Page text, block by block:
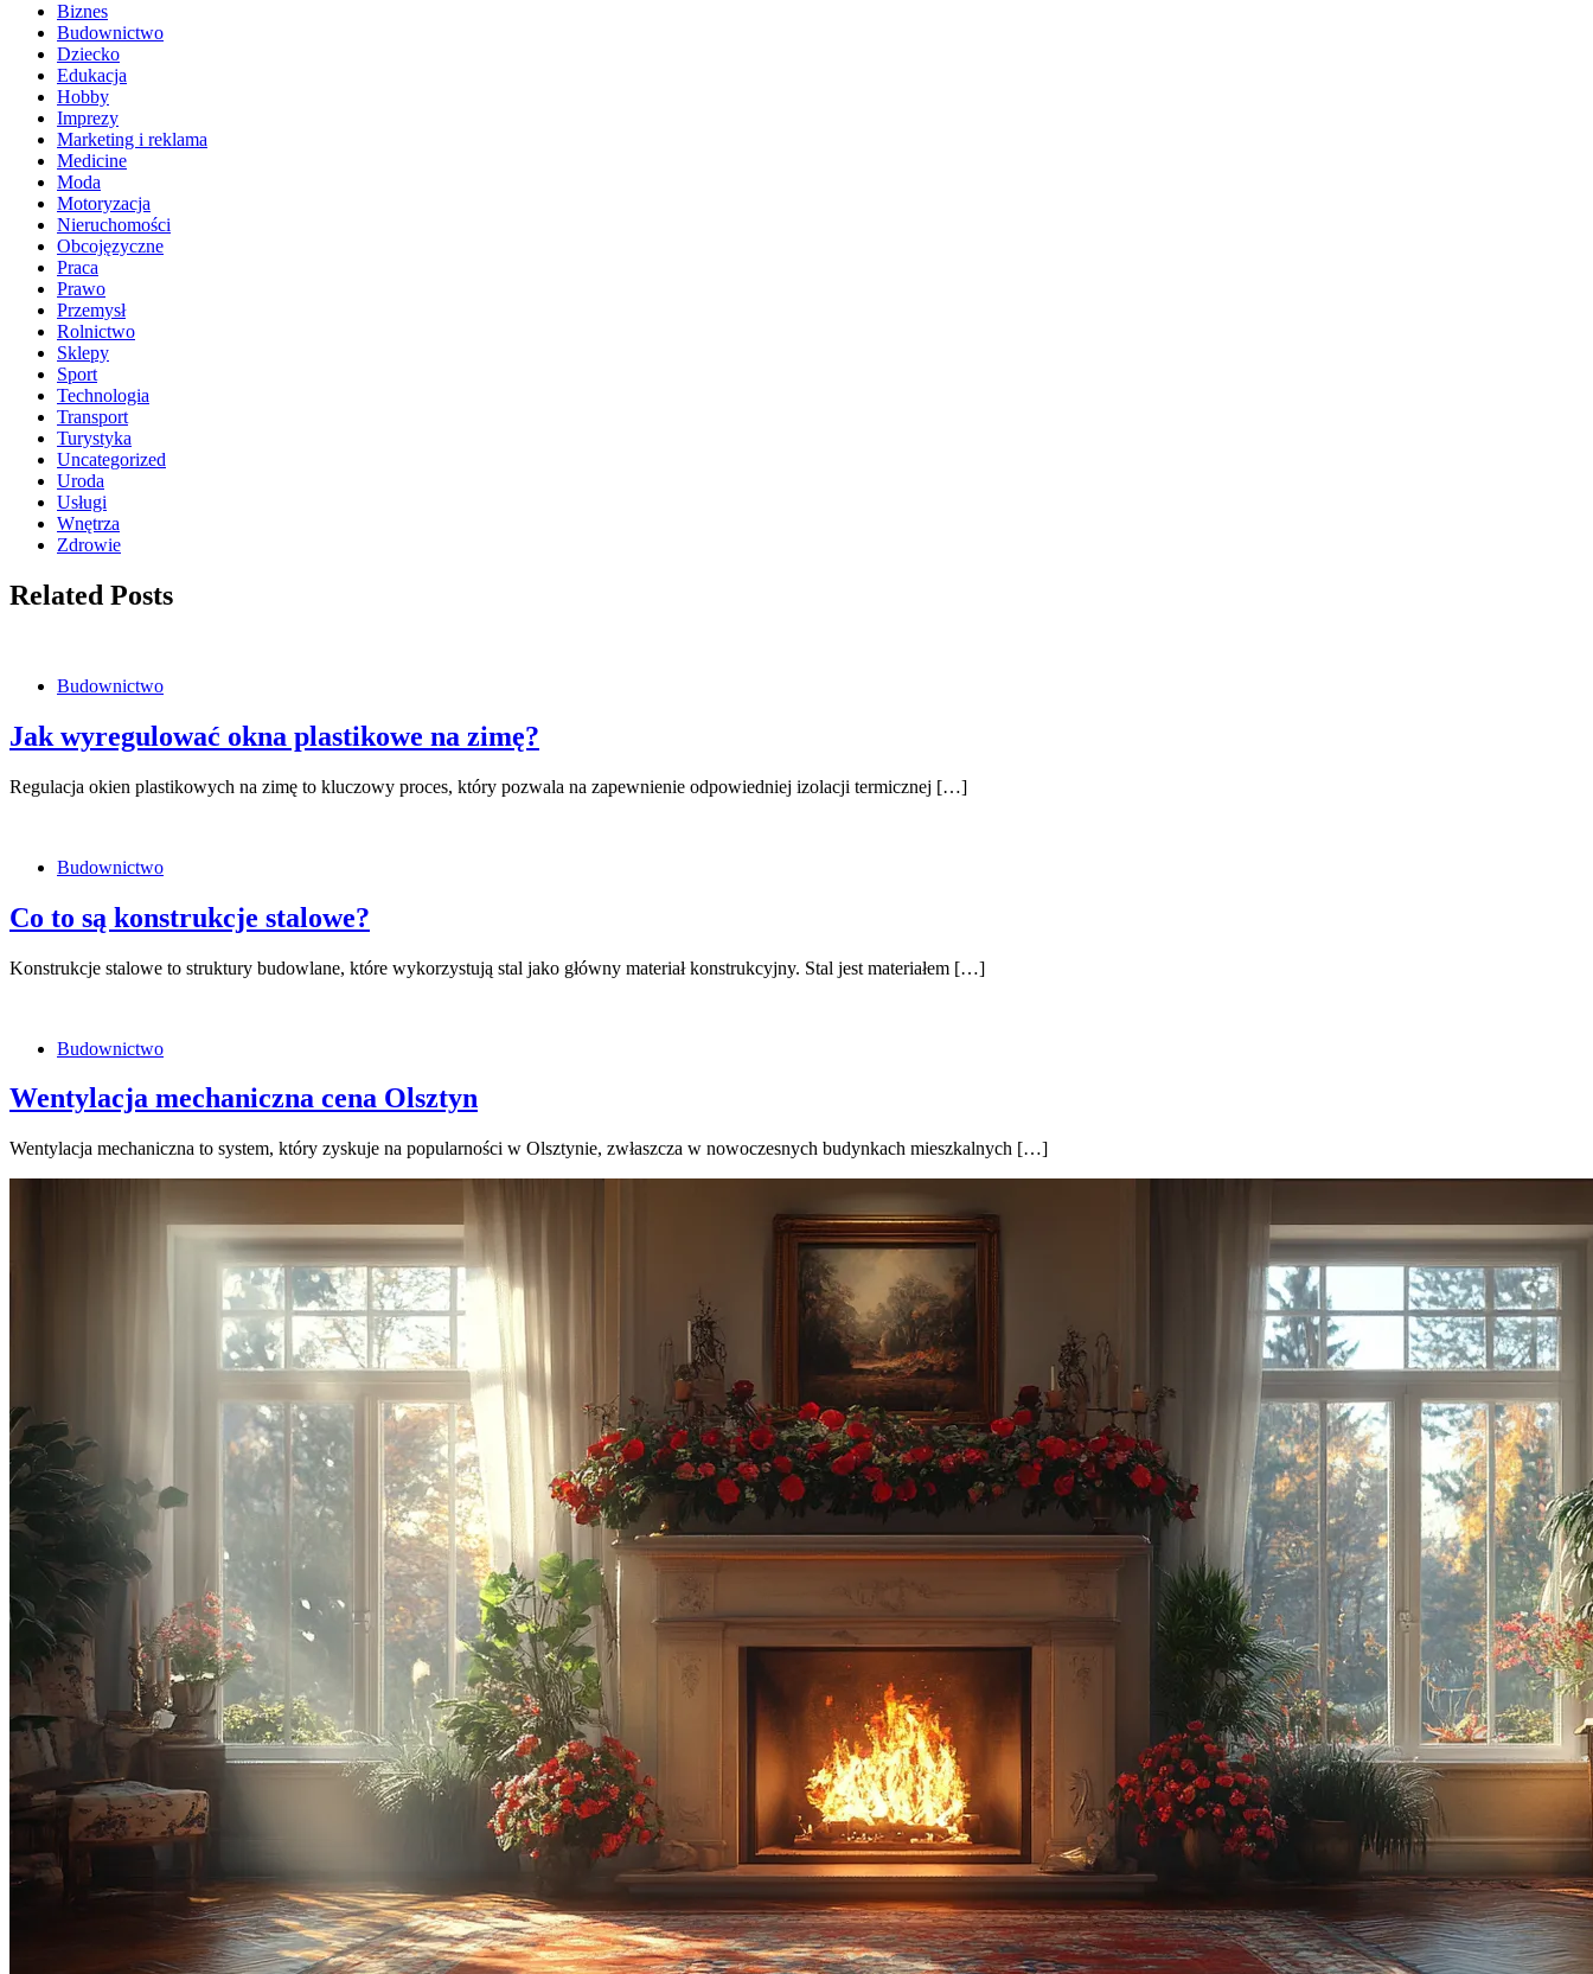
Biznes
Budownictwo
Dziecko
Edukacja
Hobby
Imprezy
Marketing i reklama
Medicine
Moda
Motoryzacja
Nieruchomości
Obcojęzyczne
Praca
Prawo
Przemysł
Rolnictwo
Sklepy
Sport
Technologia
Transport
Turystyka
Uncategorized
Uroda
Usługi
Wnętrza
Zdrowie
Related Posts
Budownictwo
Jak wyregulować okna plastikowe na zimę?
Regulacja okien plastikowych na zimę to kluczowy proces, który pozwala na zapewnienie odpowiedniej izolacji termicznej […]
Budownictwo
Co to są konstrukcje stalowe?
Konstrukcje stalowe to struktury budowlane, które wykorzystują stal jako główny materiał konstrukcyjny. Stal jest materiałem […]
Budownictwo
Wentylacja mechaniczna cena Olsztyn
Wentylacja mechaniczna to system, który zyskuje na popularności w Olsztynie, zwłaszcza w nowoczesnych budynkach mieszkalnych […]